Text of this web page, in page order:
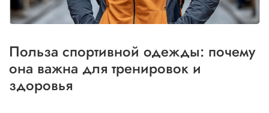
Польза спортивной одежды: почему
она важна для тренировок и
здоровья